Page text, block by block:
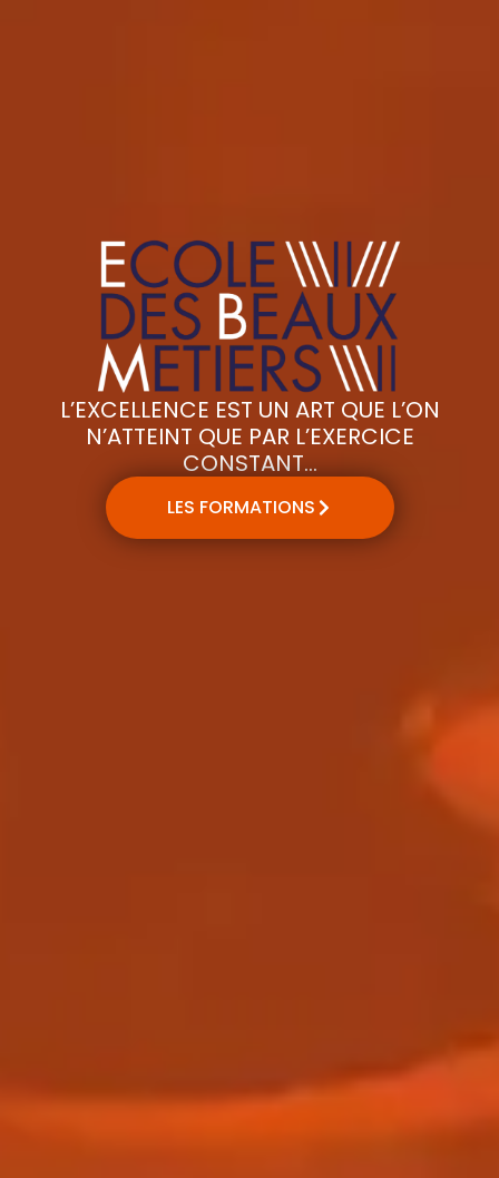
L’EXCELLENCE EST UN ART QUE L’ON
N’ATTEINT QUE PAR L’EXERCICE
CONSTANT…
LES FORMATIONS